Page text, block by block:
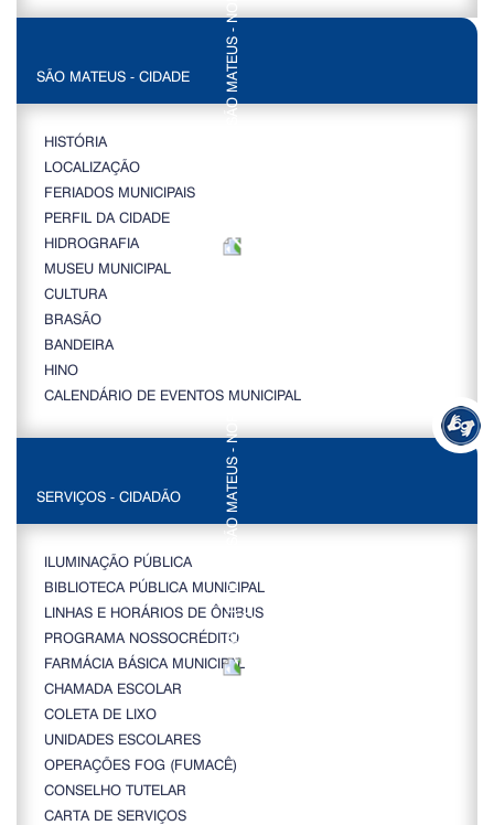
SÃO MATEUS - CIDADE
HISTÓRIA
LOCALIZAÇÃO
FERIADOS MUNICIPAIS
PERFIL DA CIDADE
HIDROGRAFIA
MUSEU MUNICIPAL
CULTURA
BRASÃO
BANDEIRA
HINO
CALENDÁRIO DE EVENTOS MUNICIPAL
SERVIÇOS - CIDADÃO
ILUMINAÇÃO PÚBLICA
BIBLIOTECA PÚBLICA MUNICIPAL
LINHAS E HORÁRIOS DE ÔNIBUS
PROGRAMA NOSSOCRÉDITO
FARMÁCIA BÁSICA MUNICIPAL
CHAMADA ESCOLAR
COLETA DE LIXO
UNIDADES ESCOLARES
OPERAÇÕES FOG (FUMACÊ)
CONSELHO TUTELAR
CARTA DE SERVIÇOS